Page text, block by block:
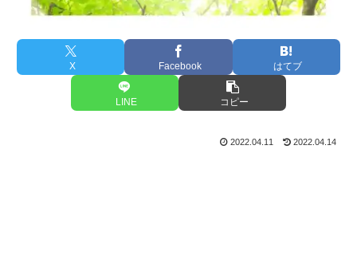
X Facebook はてブ
LINE コピー
2022.04.11 2022.04.14